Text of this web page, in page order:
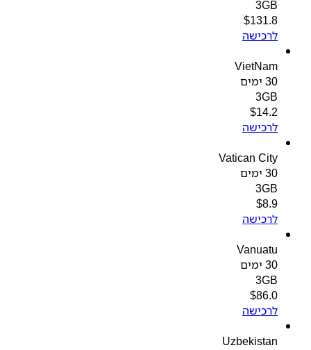
3GB
$131.8
לרכישה
VietNam
3GB
$14.2
לרכישה
Vatican City
3GB
$
לרכישה
Vanuatu
3GB
$86.0
לרכישה
Uzbekistan